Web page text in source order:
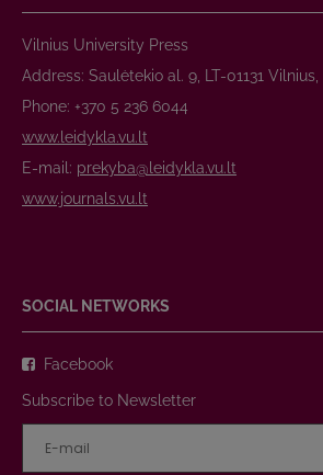
Vilnius University Press
Address: Saulėtekio al. 9, LT-01131
Phone: +370 5 236 6044
www.leidykla.vu.lt
E-mail: prekyba@leidykla.vu.lt
www.journals.vu.lt
SOCIAL NETWORKS
Facebook
Subscribe to Newsletter